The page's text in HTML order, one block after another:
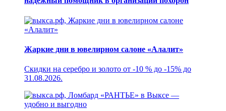
Жаркие дни в ювелирном салоне «Алалит»
Скидки на серебро и золото от -10 % до -15% до
31.08.2026.